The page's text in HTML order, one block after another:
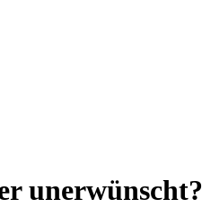
unerwünscht?